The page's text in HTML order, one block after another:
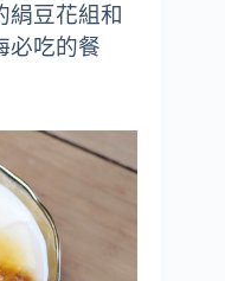
絹豆花組和
必吃的餐